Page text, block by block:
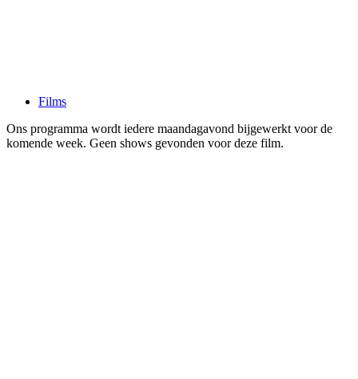
Films
Ons programma wordt iedere maandagavond bijgewerkt voor de
komende week. Geen shows gevonden voor deze film.